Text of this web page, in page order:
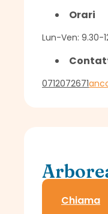
Orari
Lun-Ven: 9.30-
0712072671
Sportello
Chiama